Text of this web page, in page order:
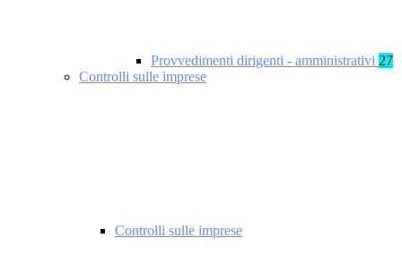
Provvedimenti dirigenti - amministrativi 27
Controlli sulle imprese
Controlli sulle imprese